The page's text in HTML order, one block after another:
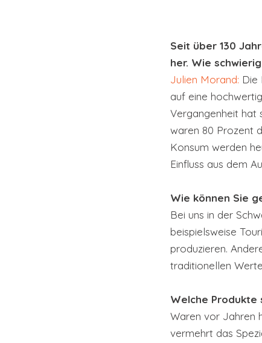
Seit über 130
her. Wie
Julien Morand: Die
auf eine
Vergangenheit hat
waren 80 Prozent
Konsum werden
Einfluss aus dem
Wie können Sie
Bei uns in der
beispielsweise
produzieren.
traditionellen
Welche Produkte
Waren vor Jahren
vermehrt das